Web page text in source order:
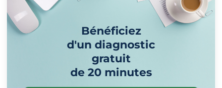
Bénéficiez
d'un diagnostic
gratuit
de 20 minutes